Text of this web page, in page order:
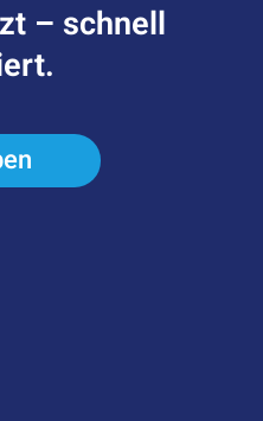
– schnell